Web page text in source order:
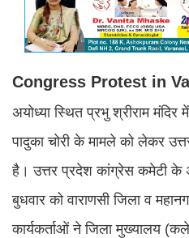
Congress Protest in
अयोध्या स्थित प्रभु श्रीराम
पादुका चोरी के मामले को लेकर
है। उत्तर प्रदेश कांग्रेस कमेटी के
बुधवार को वाराणसी जिला व
कार्यकर्ताओं ने जिला मुख्यालय